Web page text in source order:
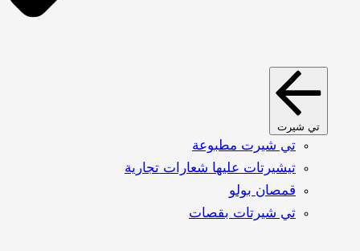
تي شيرت
تي شيرت مطبوعة
تيشيرتات عليها شعارات تجارية
قمصان بولو
تي شيرتات بقصات